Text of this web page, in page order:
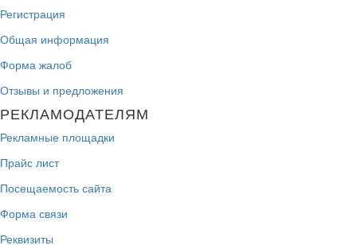
Регистрация
Общая информация
Форма жалоб
Отзывы и предложения
РЕКЛАМОДАТЕЛЯМ
Рекламные площадки
Прайс лист
Посещаемость сайта
Форма связи
Реквизиты